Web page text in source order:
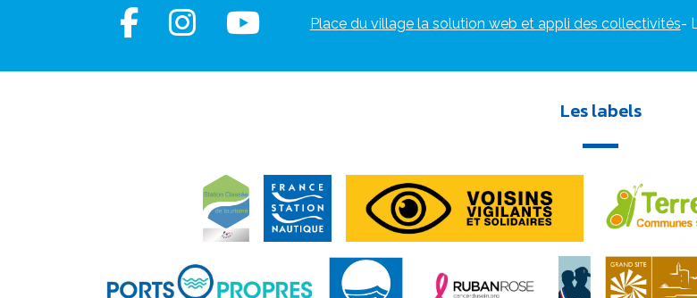
Place du village la solution web et appli des collectivités-
Les labels